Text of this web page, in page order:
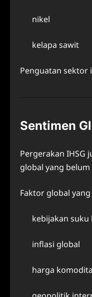
nikel
kelapa sawit
Penguatan sektor
Sentimen
Pergerakan IHSG
global yang
Faktor global
kebijakan suku
inflasi global
harga